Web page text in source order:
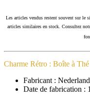
Les articles vendus restent souvent sur le
articles similaires en stock. Consultez
Charme Rétro : Boîte à
Fabricant :
Date de fabrication :